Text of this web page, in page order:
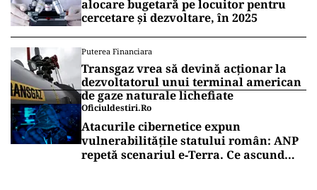
alocare bugetară pe locuitor pentru
cercetare și dezvoltare, în 2025
Puterea Financiara
Transgaz vrea să devină acționar la
dezvoltatorul unui terminal american
de gaze naturale lichefiate
Oficiuldestiri.ro
Atacurile cibernetice expun
vulnerabilitățile statului român: ANP
repetă scenariul e‑Terra. Ce ascund